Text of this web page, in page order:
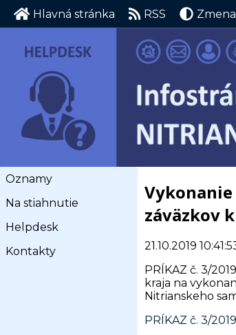
Hlavná stránka RSS
Oznamy
Na stiahnutie
Helpdesk
Kontakty
záväzkov
21.10.2019
PRÍKAZ č. 3/
kraja na
Nitrianskeho
PRÍKAZ č. 3/